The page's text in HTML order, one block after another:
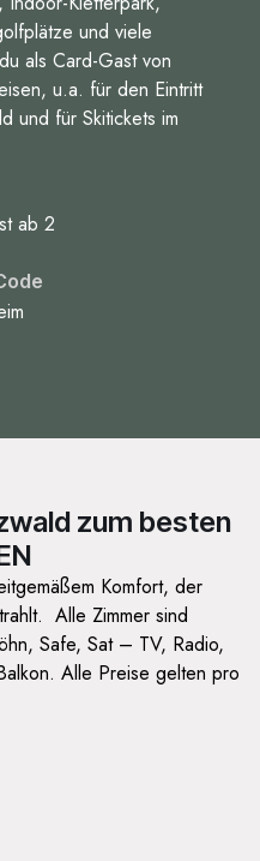
und viele
als Card-Gast von
u.a. für den Eintritt
und für Skitickets im
ab 2
zum besten
Komfort, der
Alle Zimmer sind
Safe, Sat – TV, Radio,
Alle Preise gelten pro